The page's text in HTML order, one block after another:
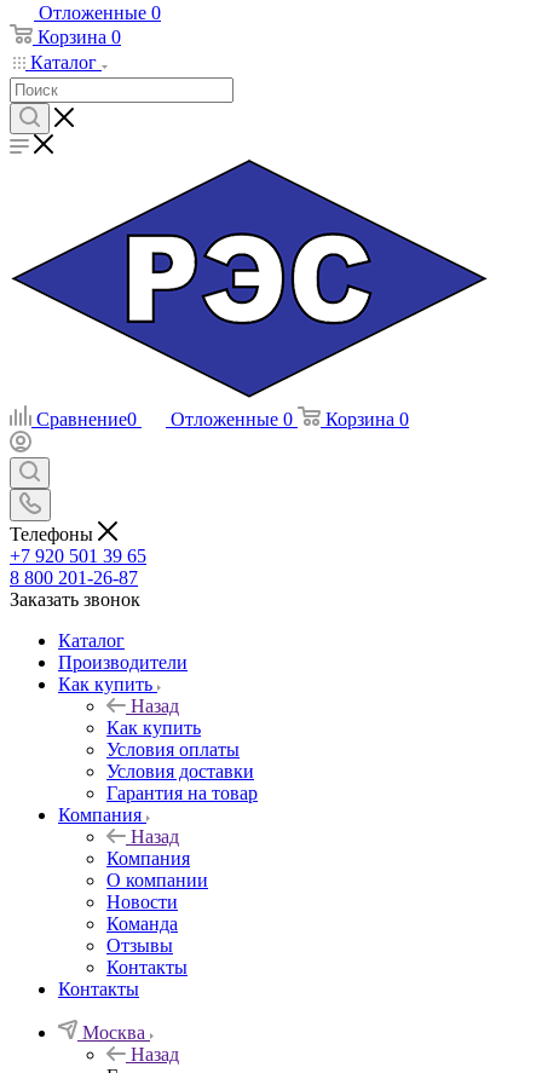
Отложенные 0
Корзина 0
Каталог
Сравнение0 Отложенные 0 Корзина 0
Телефоны
+7 920 501 39 65
8 800 201-26-87
Заказать звонок
Каталог
Производители
Как купить
Назад
Как купить
Условия оплаты
Условия доставки
Гарантия на товар
Компания
Назад
Компания
О компании
Новости
Команда
Отзывы
Контакты
Контакты
Москва
Назад